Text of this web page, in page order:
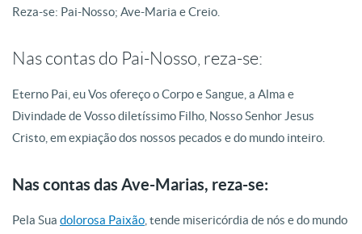
Reza-se: Pai-Nosso; Ave-Maria e Creio.
Nas contas do Pai-Nosso, reza-se:
Eterno Pai, eu Vos ofereço o Corpo e Sangue, a Alma e
Divindade de Vosso diletíssimo Filho, Nosso Senhor Jesus
Cristo, em expiação dos nossos pecados e do mundo inteiro.
Nas contas das Ave-Marias, reza-se:
Pela Sua dolorosa Paixão , tende misericórdia de nós e do mundo